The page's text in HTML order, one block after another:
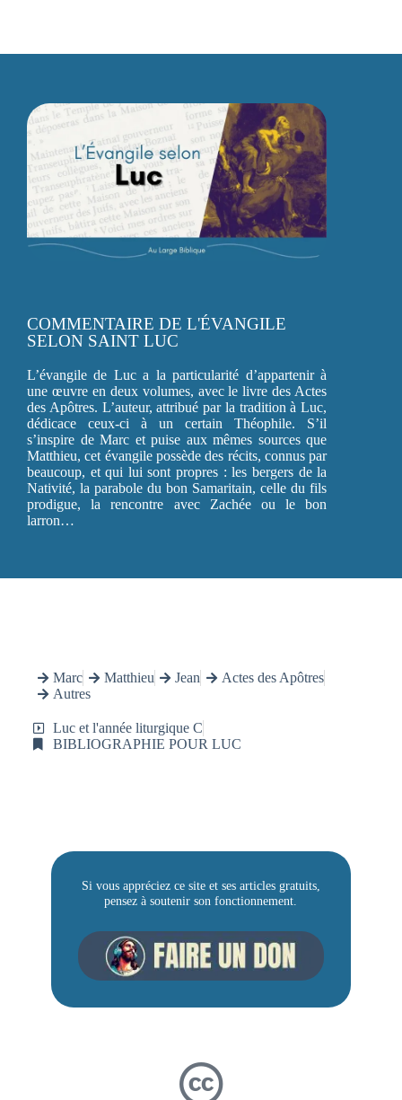
COMMENTAIRE DE L'ÉVANGILE
SELON SAINT LUC
L’évangile de Luc a la particularité d’appartenir à
une œuvre en deux volumes, avec le livre des Actes
des Apôtres. L’auteur, attribué par la tradition à Luc,
dédicace ceux-ci à un certain Théophile. S’il
s’inspire de Marc et puise aux mêmes sources que
Matthieu, cet évangile possède des récits, connus par
beaucoup, et qui lui sont propres : les bergers de la
Nativité, la parabole du bon Samaritain, celle du fils
prodigue, la rencontre avec Zachée ou le bon
larron…
Marc Matthieu Jean
Actes des Apôtres
Autres
Luc et l'année liturgique C
BIBLIOGRAPHIE POUR LUC
Si vous appréciez ce site et ses articles gratuits,
pensez à soutenir son fonctionnement.